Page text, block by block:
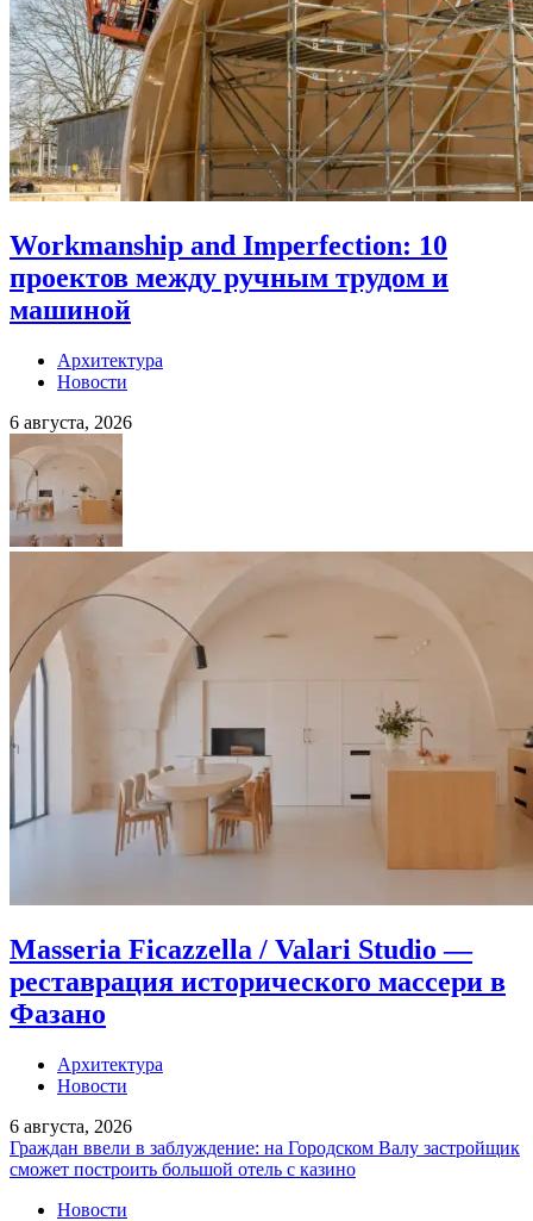
Workmanship and Imperfection: 10
проектов между ручным трудом и
машиной
Архитектура
Новости
6 августа, 2026
Masseria Ficazzella / Valari Studio —
реставрация исторического массери в
Фазано
Архитектура
Новости
6 августа, 2026
Граждан ввели в заблуждение: на Городском Валу застройщик
сможет построить большой отель с казино
Новости